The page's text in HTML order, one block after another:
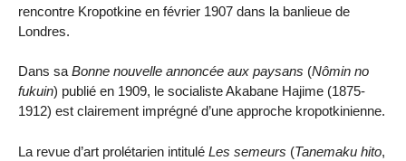
rencontre Kropotkine en février 1907 dans la banlieue de
Londres.
Dans sa Bonne nouvelle annoncée aux paysans (Nômin no
fukuin) publié en 1909, le socialiste Akabane Hajime (1875-
1912) est clairement imprégné d’une approche kropotkinienne.
La revue d’art prolétarien intitulé Les semeurs (Tanemaku hito,